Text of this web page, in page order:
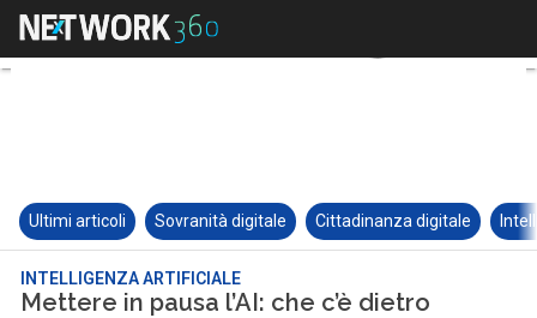
Ultimi articoli Sovranità digitale Cittadinanza digitale
INTELLIGENZA ARTIFICIALE
Mettere in pausa l’AI: che c’è dietro